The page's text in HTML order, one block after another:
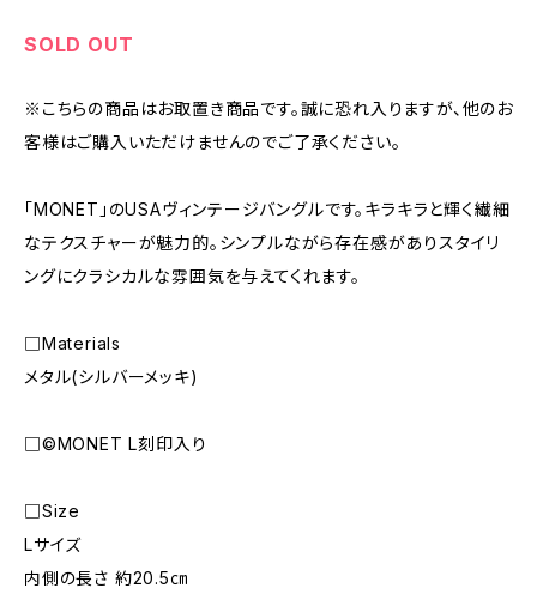
SOLD OUT
※こちらの商品はお取置き商品です。誠に恐れ入りますが、他のお
客様はご購入いただけませんのでご了承ください。
「MONET」のUSAヴィンテージバングルです。キラキラと輝く繊細
なテクスチャーが魅力的。シンプルながら存在感がありスタイリ
ングにクラシカルな雰囲気を与えてくれます。
□Materials
メタル(シルバーメッキ)
□©️MONET L刻印入り
□Size
Lサイズ
内側の長さ 約20.5㎝